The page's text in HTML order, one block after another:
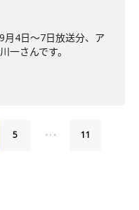
月4日〜7日放送分、ア
一さんです。
5 … 11